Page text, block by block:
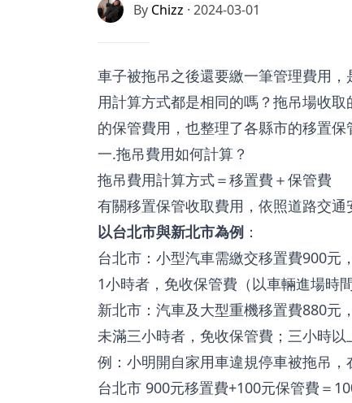
By Chizz · 2024-03-01
車子被拖吊之後還要繳一筆管理費用
用計算方式都是相同的嗎？拖吊場收
的保管費用，也整理了各縣市的移置
一.拖吊費用如何計算？
拖吊費用計算方式＝移置費＋保管費
有關移置保管收取費用，依照道路交
以台北市與新北市為例 ：
台北市：小型汽車需繳交移置費900元
1小時者，免收保管費（以車輛進場時
新北市：汽車及大型重機移置費880元
未滿三小時者，免收保管費；三小時
例：小明開自家用車違規停車被拖吊，
台北市 900元移置費+100元保管費＝